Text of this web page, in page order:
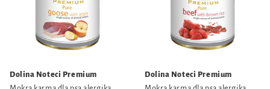
Dolina Noteci Premium
Dolina Noteci Premium